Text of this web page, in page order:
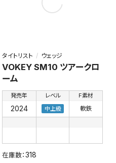
タイトリスト ウェッジ
VOKEY SM10 ツアークロ
ーム
発売年
2024
レベル
中上級
F素材
軟鉄
318